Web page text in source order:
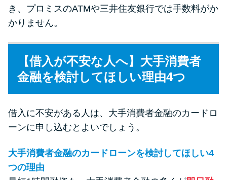
き、プロミスのATMや三井住友銀行では手数料がか
かりません。
【借入が不安な人へ】大手消費者
金融を検討してほしい理由4つ
借入に不安がある人は、大手消費者金融のカードロ
ーンに申し込むとよいでしょう。
大手消費者金融のカードローンを検討してほしい4
つの理由